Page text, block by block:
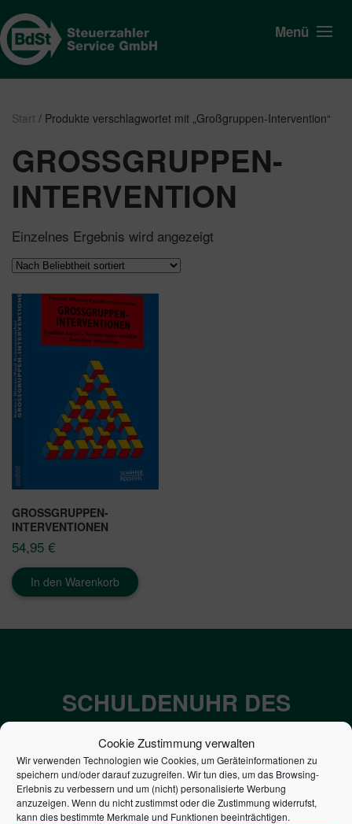
Cookie Zustimmung verwalten
Wir verwenden Technologien wie Cookies, um Geräteinformationen zu
speichern und/oder darauf zuzugreifen. Wir tun dies, um das Browsing-
Erlebnis zu verbessern und um (nicht) personalisierte Werbung
anzuzeigen. Wenn du nicht zustimmst oder die Zustimmung widerrufst,
kann dies bestimmte Merkmale und Funktionen beeinträchtigen.
Menü
Start / Produkte verschlagwortet mit „Großgruppen-Intervention“
GROSSGRUPPEN-I
NTERVENTION
Einzelnes Ergebnis wird angezeigt
GROSSGRUPPEN-I
NTERVENTIONEN
54,95 €
In den Warenkorb
SCHULDENUHR DES
BUNDES DER
STEUERZAHLER
7,052€